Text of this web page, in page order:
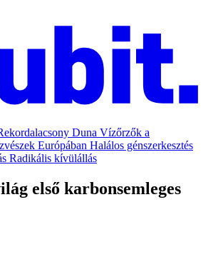
Duna Vízőrzők a
Európában Halálos génszerkesztés
Radikális kívülállás
első karbonsemleges